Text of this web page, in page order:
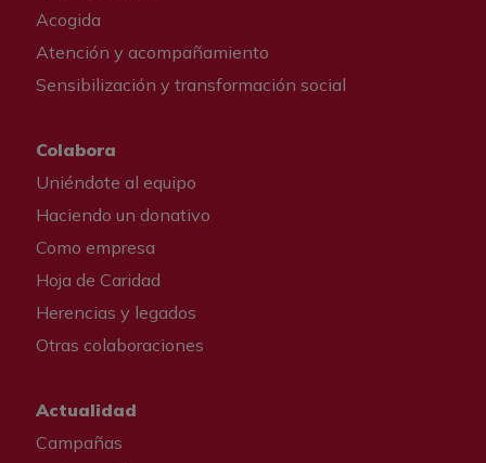
Acogida
Atención y acompañamiento
Sensibilización y transformación social
Colabora
Uniéndote al equipo
Haciendo un donativo
Como empresa
Hoja de Caridad
Herencias y legados
Otras colaboraciones
Actualidad
Campañas